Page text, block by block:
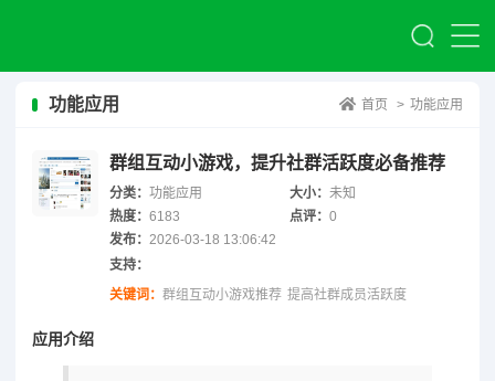
功能应用 首页 > 功能应用
群组互动小游戏，提升社群活跃度必备推荐
分类： 功能应用 大小：未知
热度： 6183 点评：0
发布： 2026-03-18 13:06:42
支持：
关键词： 群组互动小游戏推荐 提高社群成员活跃度
应用介绍